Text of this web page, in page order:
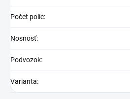
Počet políc:
Nosnosť:
Podvozok:
Varianta: